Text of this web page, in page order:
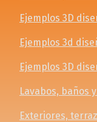
Ejemplos 3D
Ejemplos 3d
Ejemplos 3D
Lavabos, baños
Exteriores,